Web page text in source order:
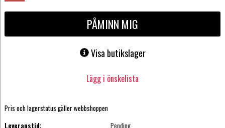
PÅMINN MIG
Visa butikslager
Lägg i önskelista
Pris och lagerstatus gäller webbshoppen
Leveranstid:
Pending